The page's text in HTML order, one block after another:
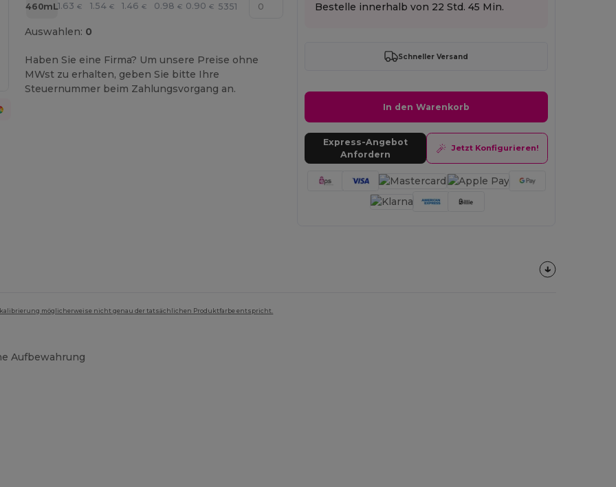
460mL1.63 € 1.54 € 1.46 € 0.98 € 0.90 € 5351
Auswahlen: 0
Haben Sie eine Firma? Um unsere Preise ohne
MWst zu erhalten, geben Sie bitte Ihre
Steuernummer beim Zahlungsvorgang an.
Bestelle innerhalb von 22 Std. 45 Min.
Schneller Versand
In den Warenkorb
Express-Angebot
Anfordern
Jetzt Konfigurieren!
möglicherweise nicht genau der tatsächlichen Produktfarbe entspricht.
Aufbewahrung